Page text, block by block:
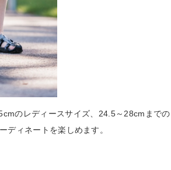
のレディースサイズ、24.5～28cmまでの
ディネートを楽しめます。